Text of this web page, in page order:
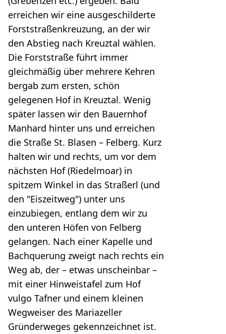
erreichen wir eine ausgeschilderte
Forststraßenkreuzung, an der wir
den Abstieg nach Kreuztal wählen.
Die Forststraße führt immer
gleichmäßig über mehrere Kehren
bergab zum ersten, schön
gelegenen Hof in Kreuztal. Wenig
später lassen wir den Bauernhof
Manhard hinter uns und erreichen
die Straße St. Blasen – Felberg. Kurz
halten wir und rechts, um vor dem
nächsten Hof (Riedelmoar) in
spitzem Winkel in das Straßerl (und
den "Eiszeitweg") unter uns
einzubiegen, entlang dem wir zu
den unteren Höfen von Felberg
gelangen. Nach einer Kapelle und
Bachquerung zweigt nach rechts ein
Weg ab, der – etwas unscheinbar –
mit einer Hinweistafel zum Hof
vulgo Tafner und einem kleinen
Wegweiser des Mariazeller
Gründerweges gekennzeichnet ist.